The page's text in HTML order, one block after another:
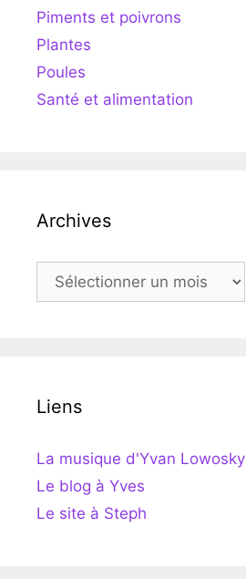
Piments et poivrons
Plantes
Poules
Santé et alimentation
Archives
Archives
Liens
La musique d'Yvan Lowosky
Le blog à Yves
Le site à Steph